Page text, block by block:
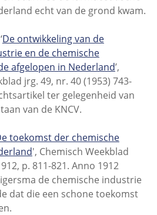
echt van de grond kwam.
De ontwikkeling van de
en de chemische
afgelopen in Nederland’,
jrg. 49, nr. 40 (1953) 743-
ter gelegenheid van
van de KNCV.
toekomst der chemische
', Chemisch Weekblad
p. 811-821. Anno 1912
de chemische industrie
dat die een schone toekomst